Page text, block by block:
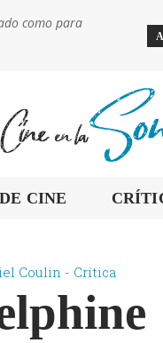
como para
CINE
Coulin - Crítica